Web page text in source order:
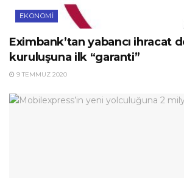
EKONOMI
Eximbank’tan yabancı ihracat
kuruluşuna ilk “garanti”
9 TEMMUZ 2020